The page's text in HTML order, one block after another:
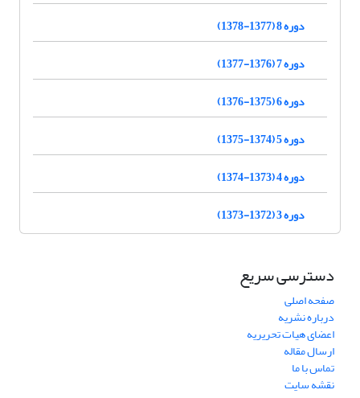
دوره 8 (1377-1378)
دوره 7 (1376-1377)
دوره 6 (1375-1376)
دوره 5 (1374-1375)
دوره 4 (1373-1374)
دوره 3 (1372-1373)
دسترسی سریع
صفحه اصلی
درباره نشریه
اعضای هیات تحریریه
ارسال مقاله
تماس با ما
نقشه سایت